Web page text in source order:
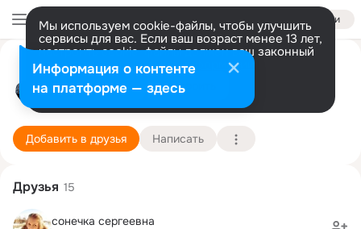
Войти
Мы используем cookie-файлы, чтобы улучшить
сервисы для вас. Если ваш возраст менее 13 лет,
настроить cookie-файлы должен ваш законный
представитель. Больше информации
Разрешить все Настроить
Дмитрий Русин
Выборг
25 ноября (37 лет)
Каменская школа
Подробнее
Добавить в друзья Написать
Друзья 15
сонечка сергеевна
Информация о контенте
на платформе — здесь